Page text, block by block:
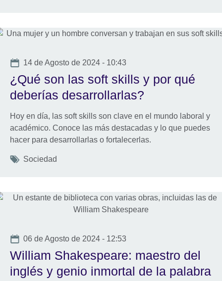
Date
14 de Agosto de 2024 - 10:43
¿Qué son las soft skills y por qué
deberías desarrollarlas?
Hoy en día, las soft skills son clave en el mundo laboral y
académico. Conoce las más destacadas y lo que puedes
hacer para desarrollarlas o fortalecerlas.
Tags
Sociedad
Date
06 de Agosto de 2024 - 12:53
William Shakespeare: maestro del
inglés y genio inmortal de la palabra